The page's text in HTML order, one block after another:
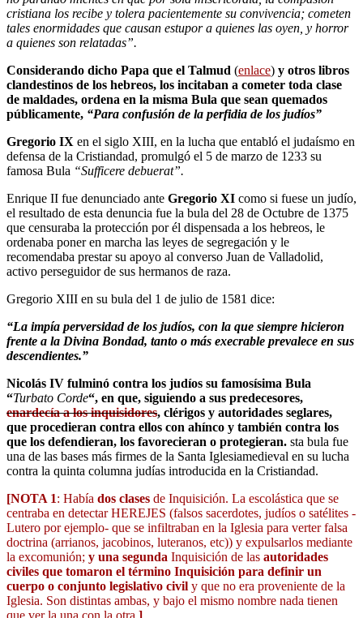
cristiana los recibe y tolera pacientemente su convivencia; cometen
tales enormidades que causan estupor a quienes las oyen, y horror
a quienes son relatadas”.
Considerando dicho Papa que el Talmud (enlace) y otros libros
clandestinos de los hebreos, los incitaban a cometer toda clase
de maldades, ordena en la misma Bula que sean quemados
públicamente, “Para confusión de la perfidia de los judíos”
Gregorio IX en el siglo XIII, en la lucha que entabló el judaísmo en
defensa de la Cristiandad, promulgó el 5 de marzo de 1233 su
famosa Bula “Sufficere debuerat”.
Enrique II fue denunciado ante Gregorio XI como si fuese un judío,
el resultado de esta denuncia fue la bula del 28 de Octubre de 1375
que censuraba la protección por él dispensada a los hebreos, le
ordenaba poner en marcha las leyes de segregación y le
recomendaba prestar su apoyo al converso Juan de Valladolid,
activo perseguidor de sus hermanos de raza.
Gregorio XIII en su bula del 1 de julio de 1581 dice:
“La impía perversidad de los judíos, con la que siempre hicieron
frente a la Divina Bondad, tanto o más execrable prevalece en sus
descendientes.”
Nicolás IV fulminó contra los judíos su famosísima Bula
“Turbato Corde“, en que, siguiendo a sus predecesores,
enardecía a los inquisidores, clérigos y autoridades seglares,
que procedieran contra ellos con ahínco y también contra los
que los defendieran, los favorecieran o protegieran. sta bula fue
una de las bases más firmes de la Santa Iglesiamedieval en su lucha
contra la quinta columna judías introducida en la Cristiandad.
[NOTA 1: Había dos clases de Inquisición. La escolástica que se
centraba en detectar HEREJES (falsos sacerdotes, judíos o satélites -
Lutero por ejemplo- que se infiltraban en la Iglesia para verter falsa
doctrina (arrianos, jacobinos, luteranos, etc)) y expulsarlos mediante
la excomunión; y una segunda Inquisición de las autoridades
civiles que tomaron el término Inquisición para definir un
cuerpo o conjunto legislativo civil y que no era proveniente de la
Iglesia. Son distintas ambas, y bajo el mismo nombre nada tienen
que ver la una con la otra. ]